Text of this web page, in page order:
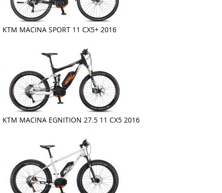
KTM MACINA SPORT 11 CX5+ 2016
KTM MACINA EGNITION 27.5 11 CX5 2016